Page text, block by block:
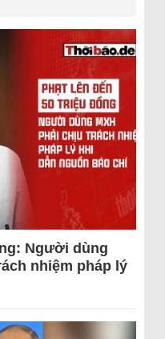
Người dùng
nhiệm pháp lý